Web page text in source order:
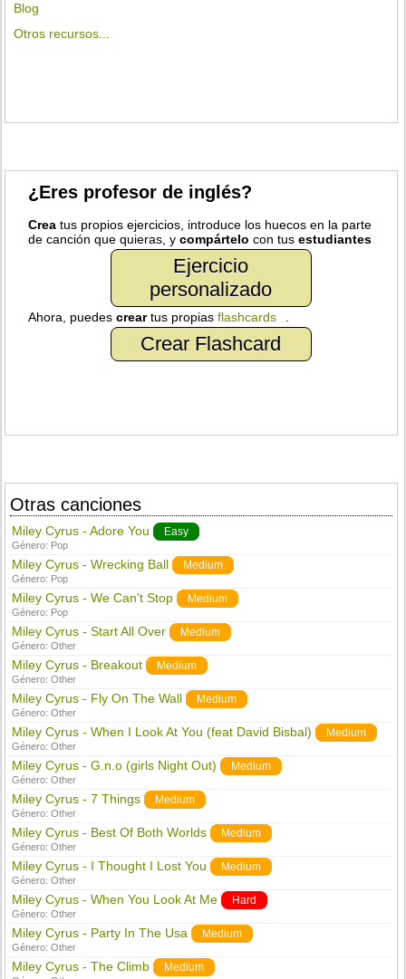
Blog
Otros recursos...
¿Eres profesor de inglés?
Crea tus propios ejercicios, introduce los huecos en la parte
de canción que quieras, ycompártelo con tusestudiantes
Ejercicio
personalizado
Ahora, puedescreartus propiasflashcards
Crear Flashcard
Otras canciones
Miley Cyrus - Adore You Easy
Género: Pop
Miley Cyrus - Wrecking Ball Medium
Género: Pop
Miley Cyrus - We Can't Stop Medium
Género: Pop
Miley Cyrus - Start All Over Medium
Género:Other
Miley Cyrus - Breakout Medium
Género:Other
Miley Cyrus - Fly On The Wall Medium
Género:Other
Miley Cyrus - When I Look At You (feat David Bisbal) Medium
Género:Other
Miley Cyrus - G.n.o (girls Night Out) Medium
Género:Other
Miley Cyrus - 7 Things Medium
Género:Other
Miley Cyrus - Best Of Both Worlds Medium
Género:Other
Miley Cyrus - I Thought I Lost You Medium
Género:Other
Miley Cyrus - When You Look At Me Hard
Género:Other
Miley Cyrus - Party In The Usa Medium
Género:Other
Miley Cyrus - The Climb Medium